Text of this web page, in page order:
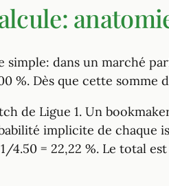
dans un marché
%. Dès que cette somme
de Ligue 1. Un
implicite de chaque
4.50 = 22,22 %. Le total